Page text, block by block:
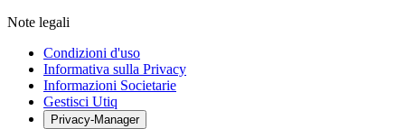
Note legali
Condizioni d'uso
Informativa sulla Privacy
Informazioni Societarie
Gestisci Utiq
Privacy-Manager